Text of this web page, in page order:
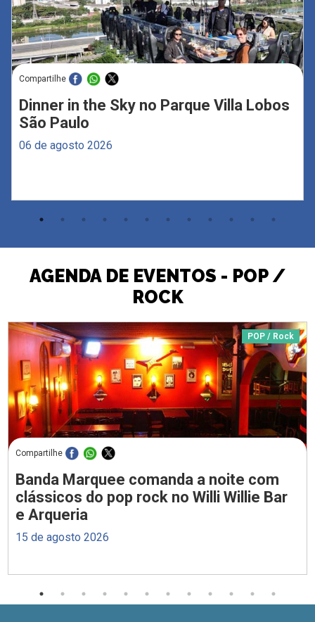
Compartilhe
Dinner in the Sky no Parque Villa Lobos
São Paulo
06 de agosto 2026
AGENDA DE EVENTOS - POP /
ROCK
POP / Rock
Compartilhe
Banda Marquee comanda a noite com
clássicos do pop rock no Willi Willie Bar
e Arqueria
15 de agosto 2026